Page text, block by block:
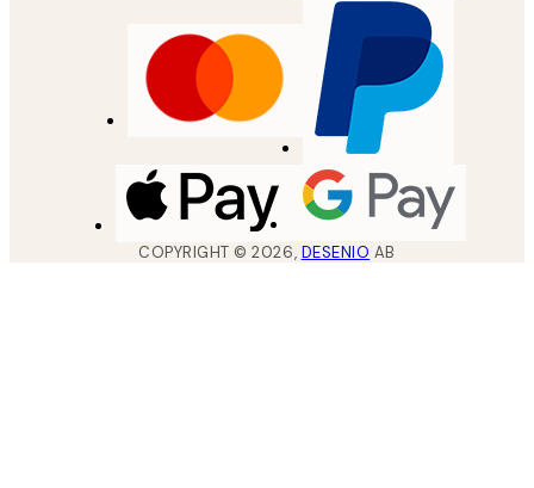
COPYRIGHT ©2026, DESENIO AB